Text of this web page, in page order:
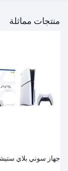
منتجات مماثلة
جهاز سوني بلاي ستيشن 5